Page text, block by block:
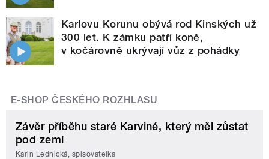
Karlovu Korunu obývá rod Kinských už
300 let. K zámku patří koně,
v kočárovně ukrývají vůz z pohádky
E-SHOP ČESKÉHO ROZHLASU
Závěr příběhu staré Karviné, který měl zůstat
pod zemí
Karin Lednická, spisovatelka